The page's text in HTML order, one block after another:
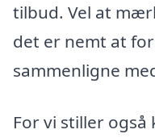
tilbud. Vel at
det er nemt at
sammenligne
For vi stiller